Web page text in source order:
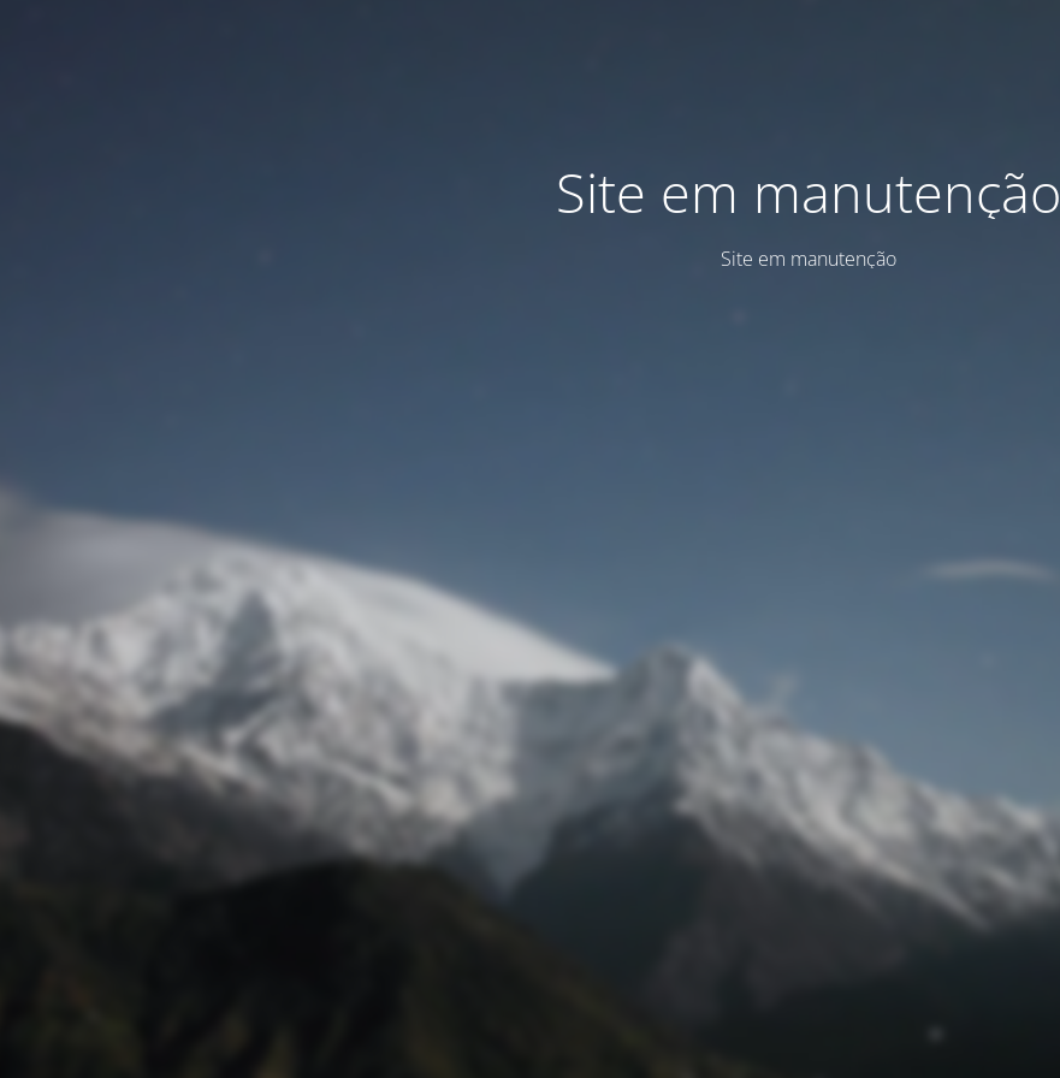
Site em manutenção
Site em manutenção